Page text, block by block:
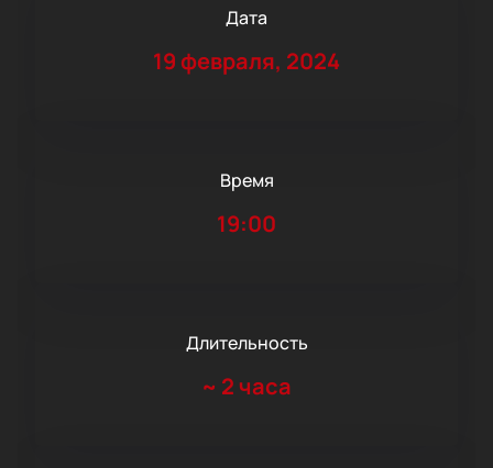
Дата
19 февраля, 2024
Время
19:00
Длительность
~ 2 часа